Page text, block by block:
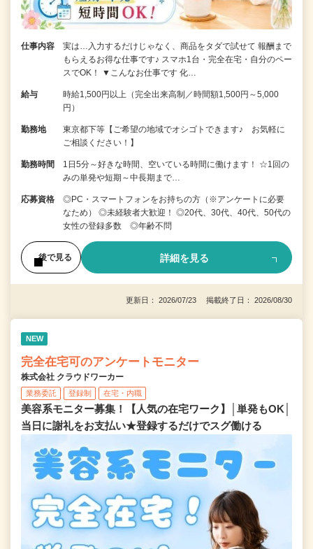
仕事内容
実は…入力するだけじゃなく、商品をタダで試せて 報酬まで
もらえるお得な仕事です♪ スマホ1台・完全在宅・自分のペー
スでOK！ ▼こんなお仕事です 化…
給与
時給1,500円以上（完全出来高制／時間額1,500円～5,000
円）
勤務地
東京都下等【ご希望の地域でオシゴトできます♪ お気軽に
ご相談ください！】
勤務時間
1日5分～好きな時間、空いている時間に働けます！ ☆1回の
みの単発や短期～中長期まで…
応募資格
◎PC・スマートフォンをお持ちの方（※アンケートに必要
なため） ◎未経験者大歓迎！ ◎20代、30代、40代、50代の
女性の登録多数 ◎年齢不問
後で見る 詳細を見る
更新日： 2026/07/23 掲載終了日： 2026/08/30
NEW
完全在宅可のアンケートモニター
株式会社 クラウドワーカー
業務委託 登録制 在宅・内職
美容系モニター募集！【人気の在宅ワーク】│単発もOK│
当日に謝礼をお支払い★登録するだけでスグ働ける